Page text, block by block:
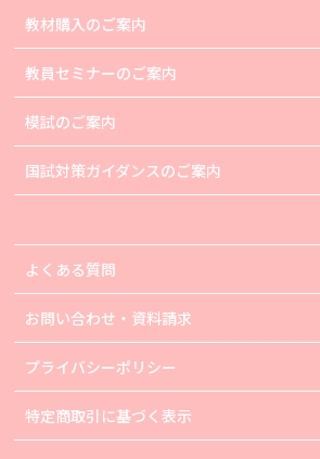
教材購入のご案内
教員セミナーのご案内
模試のご案内
国試対策ガイダンスのご案内
よくある質問
お問い合わせ・資料請求
プライバシーポリシー
特定商取引に基づく表示